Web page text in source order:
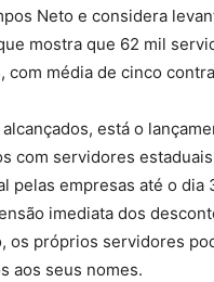
Neto e considera
mostra que 62 mil
com média de cinco
está o
com servidores
pelas empresas até o dia
imediata dos
os próprios servidores
aos seus nomes.